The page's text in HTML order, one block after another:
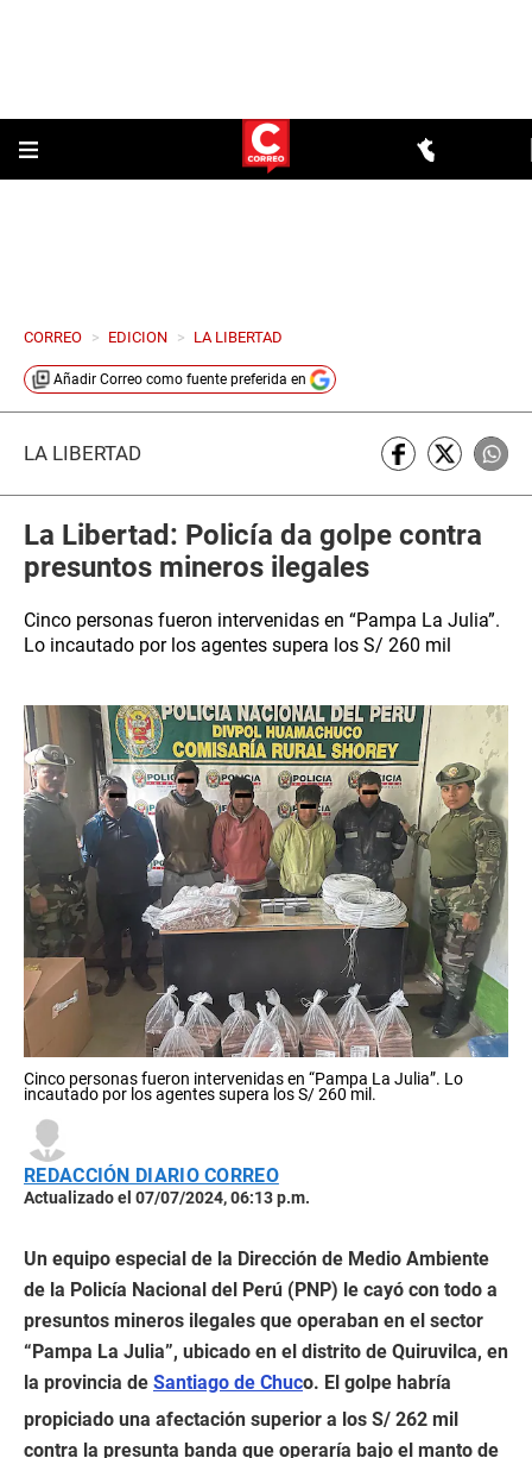
CORREO > EDICION > LA LIBERTAD
Añadir Correo como fuente preferida en
LA LIBERTAD
La Libertad: Policía da golpe contra
presuntos mineros ilegales
Cinco personas fueron intervenidas en “Pampa La Julia”.
Lo incautado por los agentes supera los S/ 260 mil
Cinco personas fueron intervenidas en “Pampa La Julia”. Lo
incautado por los agentes supera los S/ 260 mil.
REDACCIÓN DIARIO CORREO
Actualizado el 07/07/2024, 06:13 p.m.
Un equipo especial de la Dirección de Medio Ambiente
de la Policía Nacional del Perú (PNP) le cayó con todo a
presuntos mineros ilegales que operaban en el sector
“Pampa La Julia”, ubicado en el distrito de Quiruvilca, en
la provincia de Santiago de Chuco. El golpe habría
propiciado una afectación superior a los S/ 262 mil
contra la presunta banda que operaría bajo el manto de